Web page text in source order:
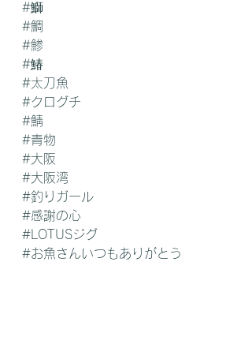
#鰤
#鯛
#鯵
#鰆
#太刀魚
#クログチ
#鯖
#青物
#大阪
#大阪湾
#釣りガール
#感謝の心
#LOTUSジグ
#お魚さんいつもありがとう